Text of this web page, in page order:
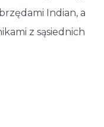
Indian, a
z sąsiednich